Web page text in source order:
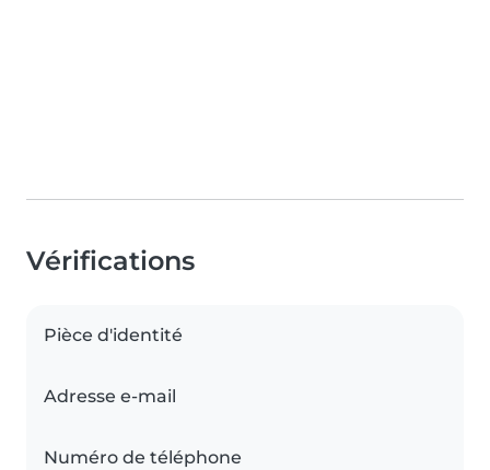
Vérifications
Pièce d'identité
Adresse e-mail
Numéro de téléphone